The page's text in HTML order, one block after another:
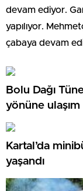
devam ediyor.
yapılıyor.
çabaya devam
Bolu Dağı
yönüne
Kartal’da
yaşandı